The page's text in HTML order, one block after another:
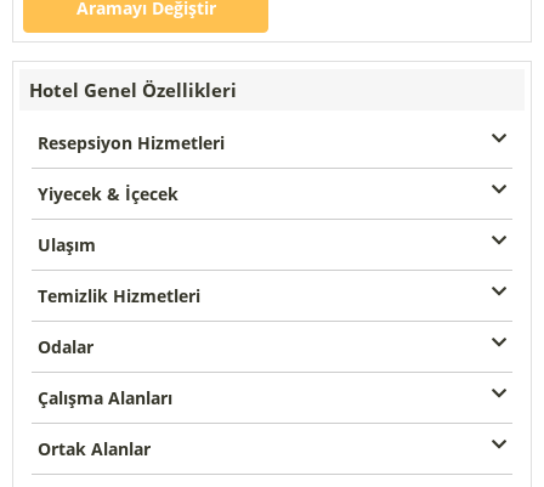
Aramayı Değiştir
Hotel Genel Özellikleri
Resepsiyon Hizmetleri
Yiyecek & İçecek
Ulaşım
Temizlik Hizmetleri
Odalar
Çalışma Alanları
Ortak Alanlar